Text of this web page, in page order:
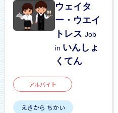
ウェイタ
ー・ウエイ
トレスJob
in いんしょ
くてん
アルバイト
えきから ちかい